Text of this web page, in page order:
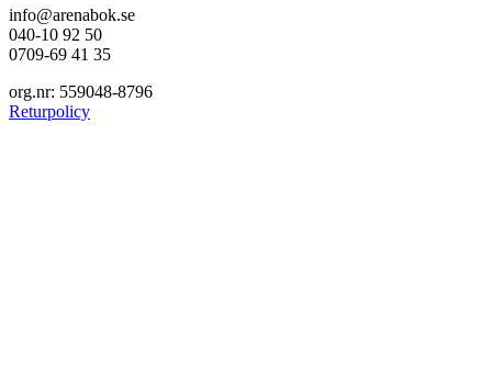
info@arenabok.se
040-10 92 50
0709-69 41 35
org.nr: 559048-8796
Returpolicy